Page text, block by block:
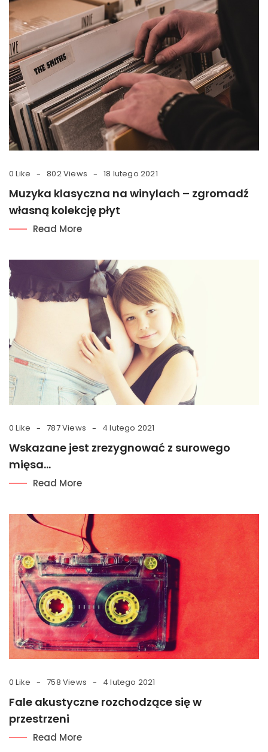
0 Like 802 Views 18 lutego 2021
Muzyka klasyczna na winylach – zgromadź
własną kolekcję płyt
Read More
0 Like 787 Views 4 lutego 2021
Wskazane jest zrezygnować z surowego
mięsa…
Read More
0 Like 758 Views 4 lutego 2021
Fale akustyczne rozchodzące się w
przestrzeni
Read More